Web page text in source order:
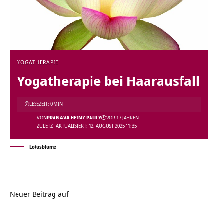
YOGATHERAPIE
Yogatherapie bei Haarausfall
ZULETZT AKTUALISIERT: 12. AUGUST 2025 11:35
VONPRANAVA HEINZ PAULY VOR 17 JAHREN
LESEZEIT: 0 MIN
Lotusblume
Neuer Beitrag auf